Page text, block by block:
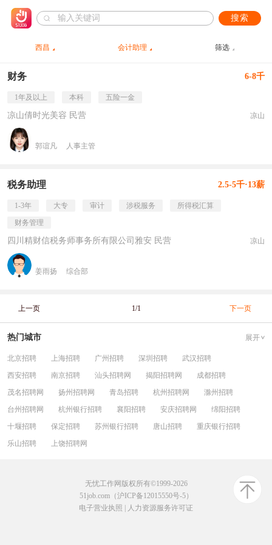
搜索
西昌 会计助理 筛选
财务 6-8千
1年及以上 本科 五险一金
凉山倩时光美容 民营 凉山
郭谊凡 人事主管
税务助理 2.5-5千·13薪
1-3年 大专 审计 涉税服务
所得税汇算
财务管理
四川精财信税务师事务所有限公司雅安 民营 凉山
姜雨扬 综合部
上一页 1/1 下一页
热门城市 展开
北京招聘 上海招聘 广州招聘 深圳招聘
武汉招聘
西安招聘
南京招聘 汕头招聘网 揭阳招聘网
成都招聘
茂名招聘网
扬州招聘网 青岛招聘 杭州招聘网
滁州招聘
台州招聘网
杭州银行招聘 襄阳招聘 安庆招聘网
绵阳招聘
十堰招聘
保定招聘 苏州银行招聘 唐山招聘
重庆银行招聘
乐山招聘
上饶招聘网
无忧工作网版权所有©1999-2026
51job.com（沪ICP备12015550号-5）
电子营业执照
人力资源服务许可证